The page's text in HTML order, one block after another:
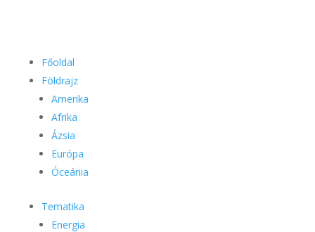
Főoldal
Földrajz
Amerika
Afrika
Ázsia
Európa
Óceánia
Tematika
Energia